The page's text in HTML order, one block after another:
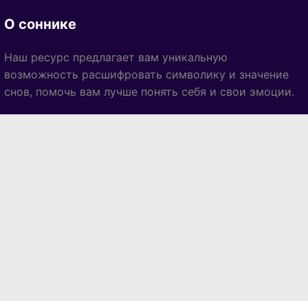
О соннике
Наш ресурс предлагает вам уникальную
возможность расшифровать символику и значение
снов, помочь вам лучше понять себя и свои эмоции.